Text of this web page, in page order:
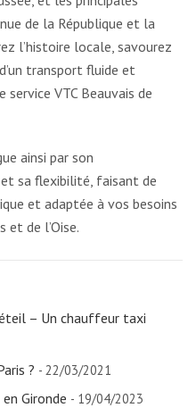
de la République et la
l’histoire locale, savourez
transport fluide et
VTC Beauvais de
ainsi par son
sa flexibilité, faisant de
et adaptée à vos besoins
et de l’Oise.
– Un chauffeur taxi
? - 22/03/2021
Gironde - 19/04/2023